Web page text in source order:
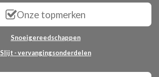
Onze topmerken
Snoeigereedschappen
Slijt - vervangingsonderdelen